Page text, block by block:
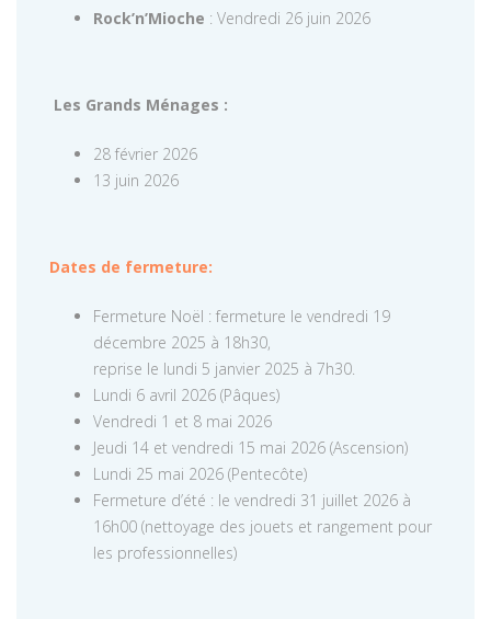
Rock’n’Mioche : Vendredi 26 juin 2026
Les Grands Ménages :
28 février 2026
13 juin 2026
Dates de fermeture:
Fermeture Noël : fermeture le vendredi 19
décembre 2025 à 18h30,
reprise le lundi 5 janvier 2025 à 7h30.
Lundi 6 avril 2026 (Pâques)
Vendredi 1 et 8 mai 2026
Jeudi 14 et vendredi 15 mai 2026 (Ascension)
Lundi 25 mai 2026 (Pentecôte)
Fermeture d’été : le vendredi 31 juillet 2026 à
16h00 (nettoyage des jouets et rangement pour
les professionnelles)